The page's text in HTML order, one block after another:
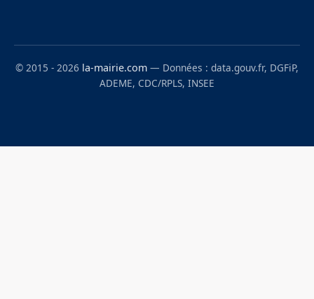
© 2015 - 2026 la-mairie.com — Données : data.gouv.fr, DGFiP,
ADEME, CDC/RPLS, INSEE